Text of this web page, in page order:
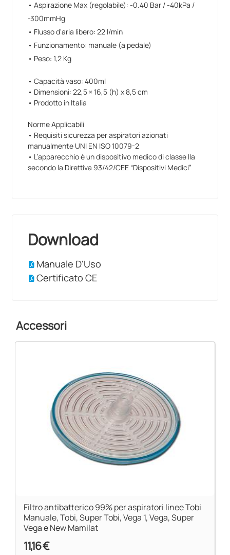
• Aspirazione Max (regolabile): -0.40 Bar / -40kPa /
-300mmHg
• Flusso d'aria libero: 22 l/min
• Funzionamento: manuale (a pedale)
• Peso: 1,2 Kg
• Capacità vaso: 400ml
• Dimensioni: 22,5 × 16,5 (h) x 8,5 cm
• Prodotto in Italia
Norme Applicabili
• Requisiti sicurezza per aspiratori azionati
manualmente UNI EN ISO 10079-2
• L’apparecchio è un dispositivo medico di classe IIa
secondo la Direttiva 93/42/CEE “Dispositivi Medici”
Download
Manuale D'Uso
Certificato CE
Accessori
Filtro antibatterico 99% per aspiratori linee Tobi
Manuale, Tobi, Super Tobi, Vega 1, Vega, Super
Vega e New Mamilat
11,16 €